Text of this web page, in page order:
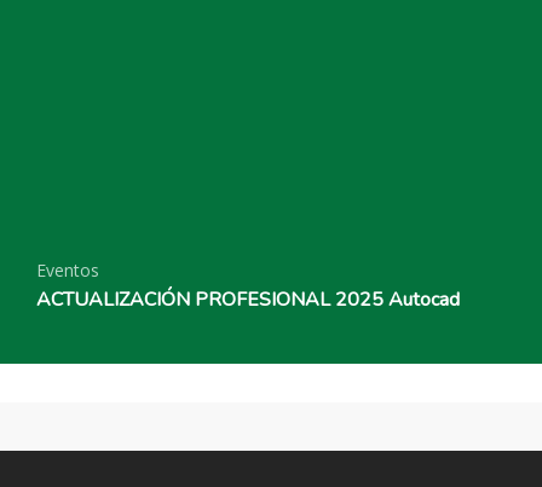
Eventos
ACTUALIZACIÓN PROFESIONAL 2025 Autocad